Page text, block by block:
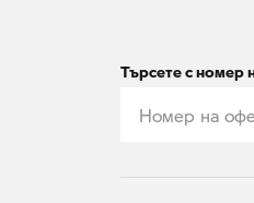
Търсете с номер